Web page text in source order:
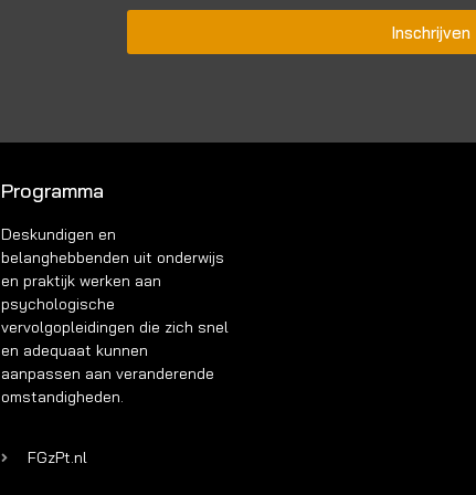
Inschrijven
Programma
Deskundigen en
belanghebbenden uit onderwijs
en praktijk werken aan
psychologische
vervolgopleidingen die zich snel
en adequaat kunnen
aanpassen aan veranderende
omstandigheden.
FGzPt.nl